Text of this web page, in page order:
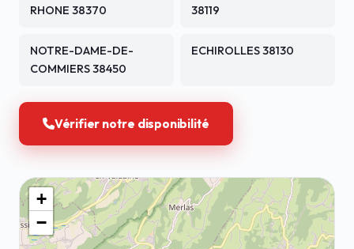
RHONE 38370
38119
NOTRE-DAME-DE-
COMMIERS 38450
ECHIROLLES 38130
Vérifier notre disponibilité
+
−